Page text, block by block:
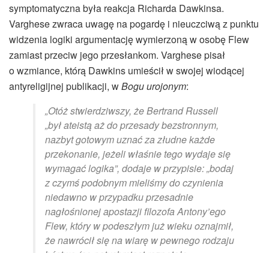
symptomatyczna była reakcja Richarda Dawkinsa.
Varghese zwraca uwagę na pogardę i nieuczciwą z punktu
widzenia logiki argumentację wymierzoną w osobę Flew
zamiast przeciw jego przesłankom. Varghese pisał
o wzmiance, którą Dawkins umieścił w swojej wiodącej
antyreligijnej publikacji, wBogu urojonym:
„Otóż stwierdziwszy, że Bertrand Russell
„był ateistą aż do przesady bezstronnym,
nazbyt gotowym uznać za złudne każde
przekonanie, jeżeli właśnie tego wydaje się
wymagać logika”, dodaje w przypisie: „bodaj
z czymś podobnym mieliśmy do czynienia
niedawno w przypadku przesadnie
nagłośnionej apostazji filozofa Antony’ego
Flew, który w podeszłym już wieku oznajmił,
że nawrócił się na wiarę w pewnego rodzaju